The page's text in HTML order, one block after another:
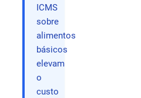
ICMS
sobre
alimentos
básicos
elevam
o
custo